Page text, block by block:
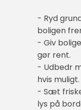
- Ryd
boligen
- Giv
gør rent.
- Udbedr
hvis muligt.
- Sæt
lys på